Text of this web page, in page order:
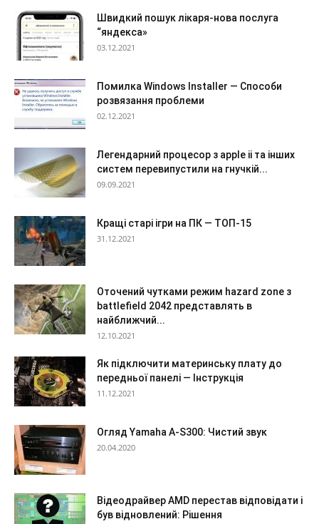
Швидкий пошук лікаря-нова послуга
“яндекса»
03.12.2021
Помилка Windows Installer — Способи
розвязання проблеми
02.12.2021
Легендарний процесор з apple ii та інших
систем перевипустили на гнучкій...
09.09.2021
Кращі старі ігри на ПК — ТОП-15
31.12.2021
Оточений чутками режим hazard zone з
battlefield 2042 представлять в
найближчий...
12.10.2021
Як підключити материнську плату до
передньої панелі — Інструкція
11.12.2021
Огляд Yamaha A-S300: Чистий звук
20.04.2020
Відеодрайвер AMD перестав відповідати і
був відновлений: Рішення